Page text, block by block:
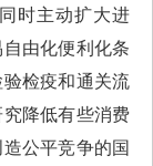
时主动扩大进
由化便利化条
检疫和通关流
降低有些消费
公平竞争的国